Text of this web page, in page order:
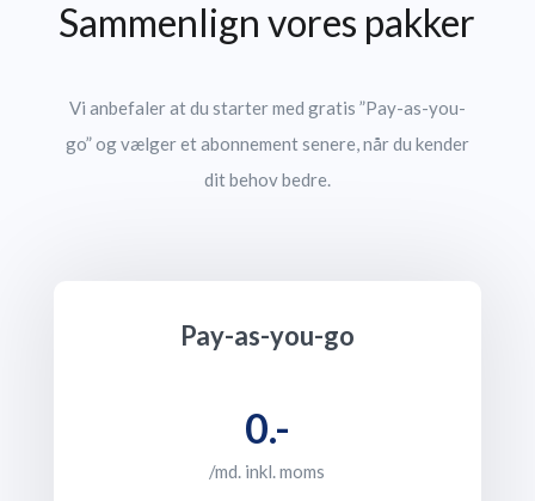
Sammenlign vores pakker
Vi anbefaler at du starter med gratis ”Pay-as-you-
go” og vælger et abonnement senere, når du kender
dit behov bedre.
Pay-as-you-go
0.-
/md. inkl. moms